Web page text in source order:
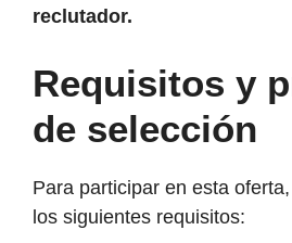
reclutador.
Requisitos y
de selección
Para participar en esta
los siguientes requisitos: